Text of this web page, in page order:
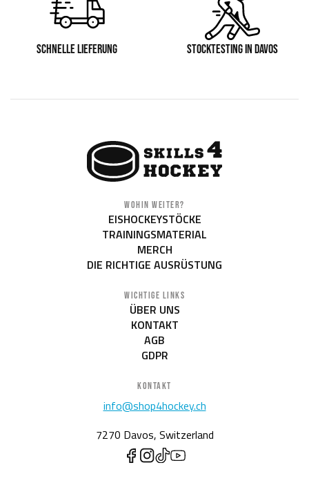
SCHNELLE LIEFERUNG STOCKTESTING IN DAVOS
WOHIN WEITER?
EISHOCKEYSTÖCKE
TRAININGSMATERIAL
MERCH
DIE RICHTIGE AUSRÜSTUNG
WICHTIGE LINKS
ÜBER UNS
KONTAKT
AGB
GDPR
KONTAKT
info@shop4hockey.ch
7270 Davos, Switzerland